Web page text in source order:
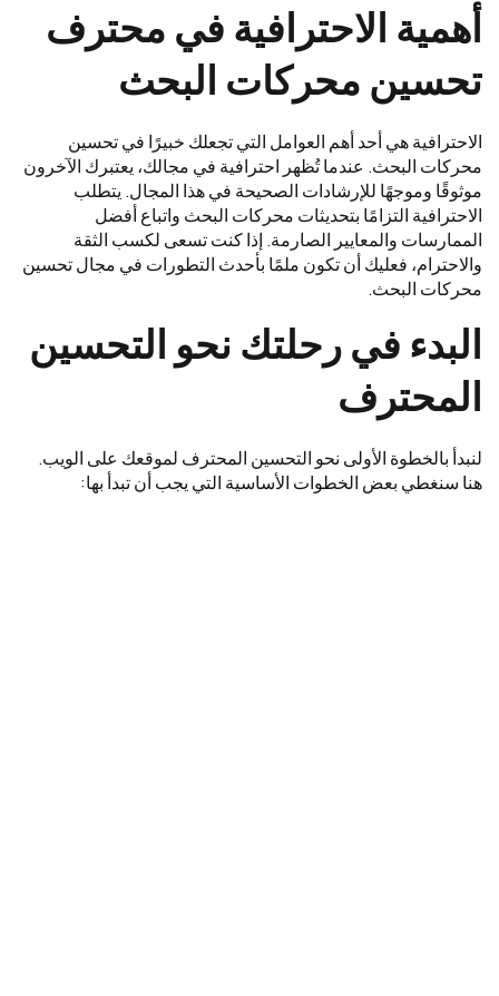
أهمية الاحترافية في محترف
تحسين محركات البحث
الاحترافية هي أحد أهم العوامل التي تجعلك خبيرًا في تحسين
محركات البحث. عندما تُظهر احترافية في مجالك، يعتبرك الآخرون
موثوقًا وموجهًا للإرشادات الصحيحة في هذا المجال. يتطلب
الاحترافية التزامًا بتحديثات محركات البحث واتباع أفضل
الممارسات والمعايير الصارمة. إذا كنت تسعى لكسب الثقة
والاحترام، فعليك أن تكون ملمًا بأحدث التطورات في مجال تحسين
محركات البحث.
البدء في رحلتك نحو التحسين
المحترف
لنبدأ بالخطوة الأولى نحو التحسين المحترف لموقعك على الويب.
هنا سنغطي بعض الخطوات الأساسية التي يجب أن تبدأ بها: